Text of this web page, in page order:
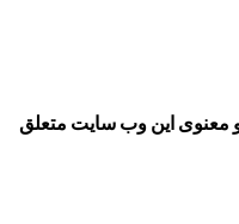
معنوی این وب سایت متعلق